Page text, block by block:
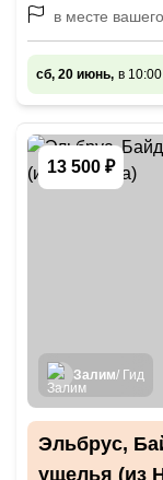
в месте
сб, 20 июнь, в 10:00
13 500 ₽
Залим/ Гид
Эльбрус,
ущелья (из